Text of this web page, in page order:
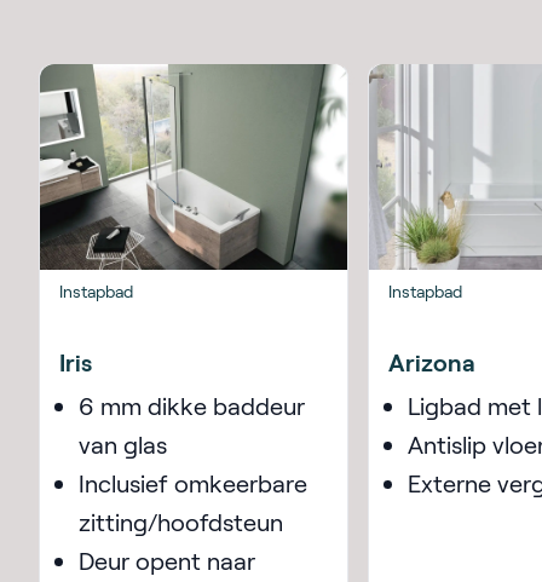
Instapbad
Iris
6 mm dikke baddeur
van glas
Inclusief omkeerbare
zitting/hoofdsteun
Deur opent naar
Instapbad
Arizona
Ligbad met
Antislip
Externe